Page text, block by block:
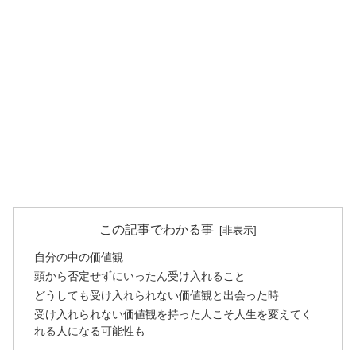
この記事でわかる事
自分の中の価値観
頭から否定せずにいったん受け入れること
どうしても受け入れられない価値観と出会った時
受け入れられない価値観を持った人こそ人生を変えてく
れる人になる可能性も